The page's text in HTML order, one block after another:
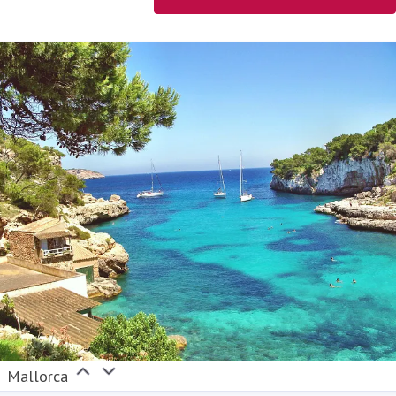
Mallorca